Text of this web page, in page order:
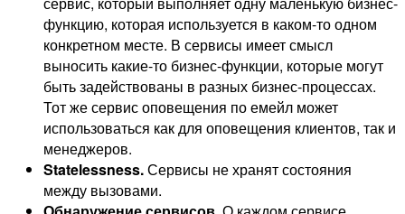
функцию, которая используется в каком-то одном
конкретном месте. В сервисы имеет смысл
выносить какие-то бизнес-функции, которые могут
быть задействованы в разных бизнес-процессах.
Тот же сервис оповещения по емейл может
использоваться как для оповещения клиентов, так и
менеджеров.
Statelessness.Сервисы не хранят состояния
между вызовами.